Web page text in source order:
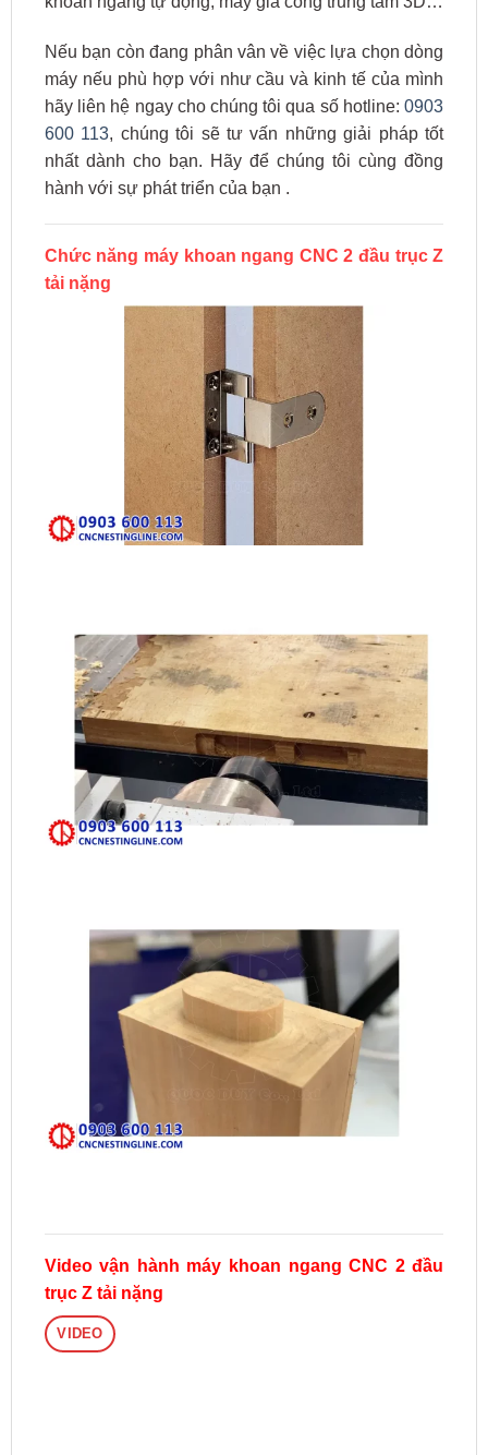
Nếu bạn còn đang phân vân về việc lựa chọn dòng
máy nếu phù hợp với như cầu và kinh tế của mình
hãy liên hệ ngay cho chúng tôi qua số hotline:0903
600 113, chúng tôi sẽ tư vấn những giải pháp tốt
nhất dành cho bạn. Hãy để chúng tôi cùng đồng
hành với sự phát triển của bạn .
Chức năng máy khoan ngang CNC 2 đầu trục Z
tải nặng
Video vận hành máy khoan ngang CNC 2 đầu
trục Z tải nặng
VIDEO